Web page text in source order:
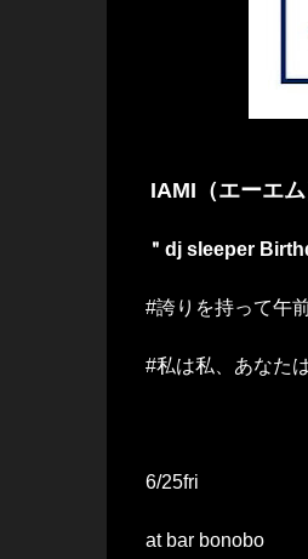
IAMI（エーエム
＂dj sleeper
#誇りを持って午
#私は私、あなた
6/25fri
at bar bonobo